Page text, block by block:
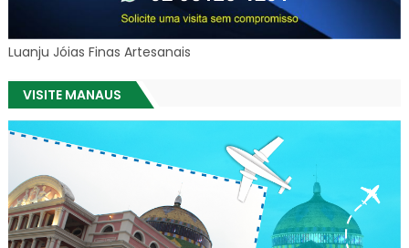
Luanju Jóias Finas Artesanais
VISITE MANAUS